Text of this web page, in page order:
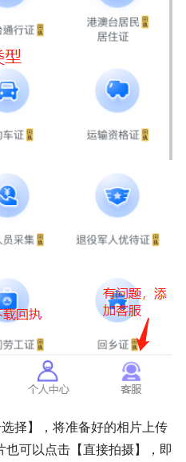
择】，将准备好的相片上传
也可以点击【直接拍摄】，即